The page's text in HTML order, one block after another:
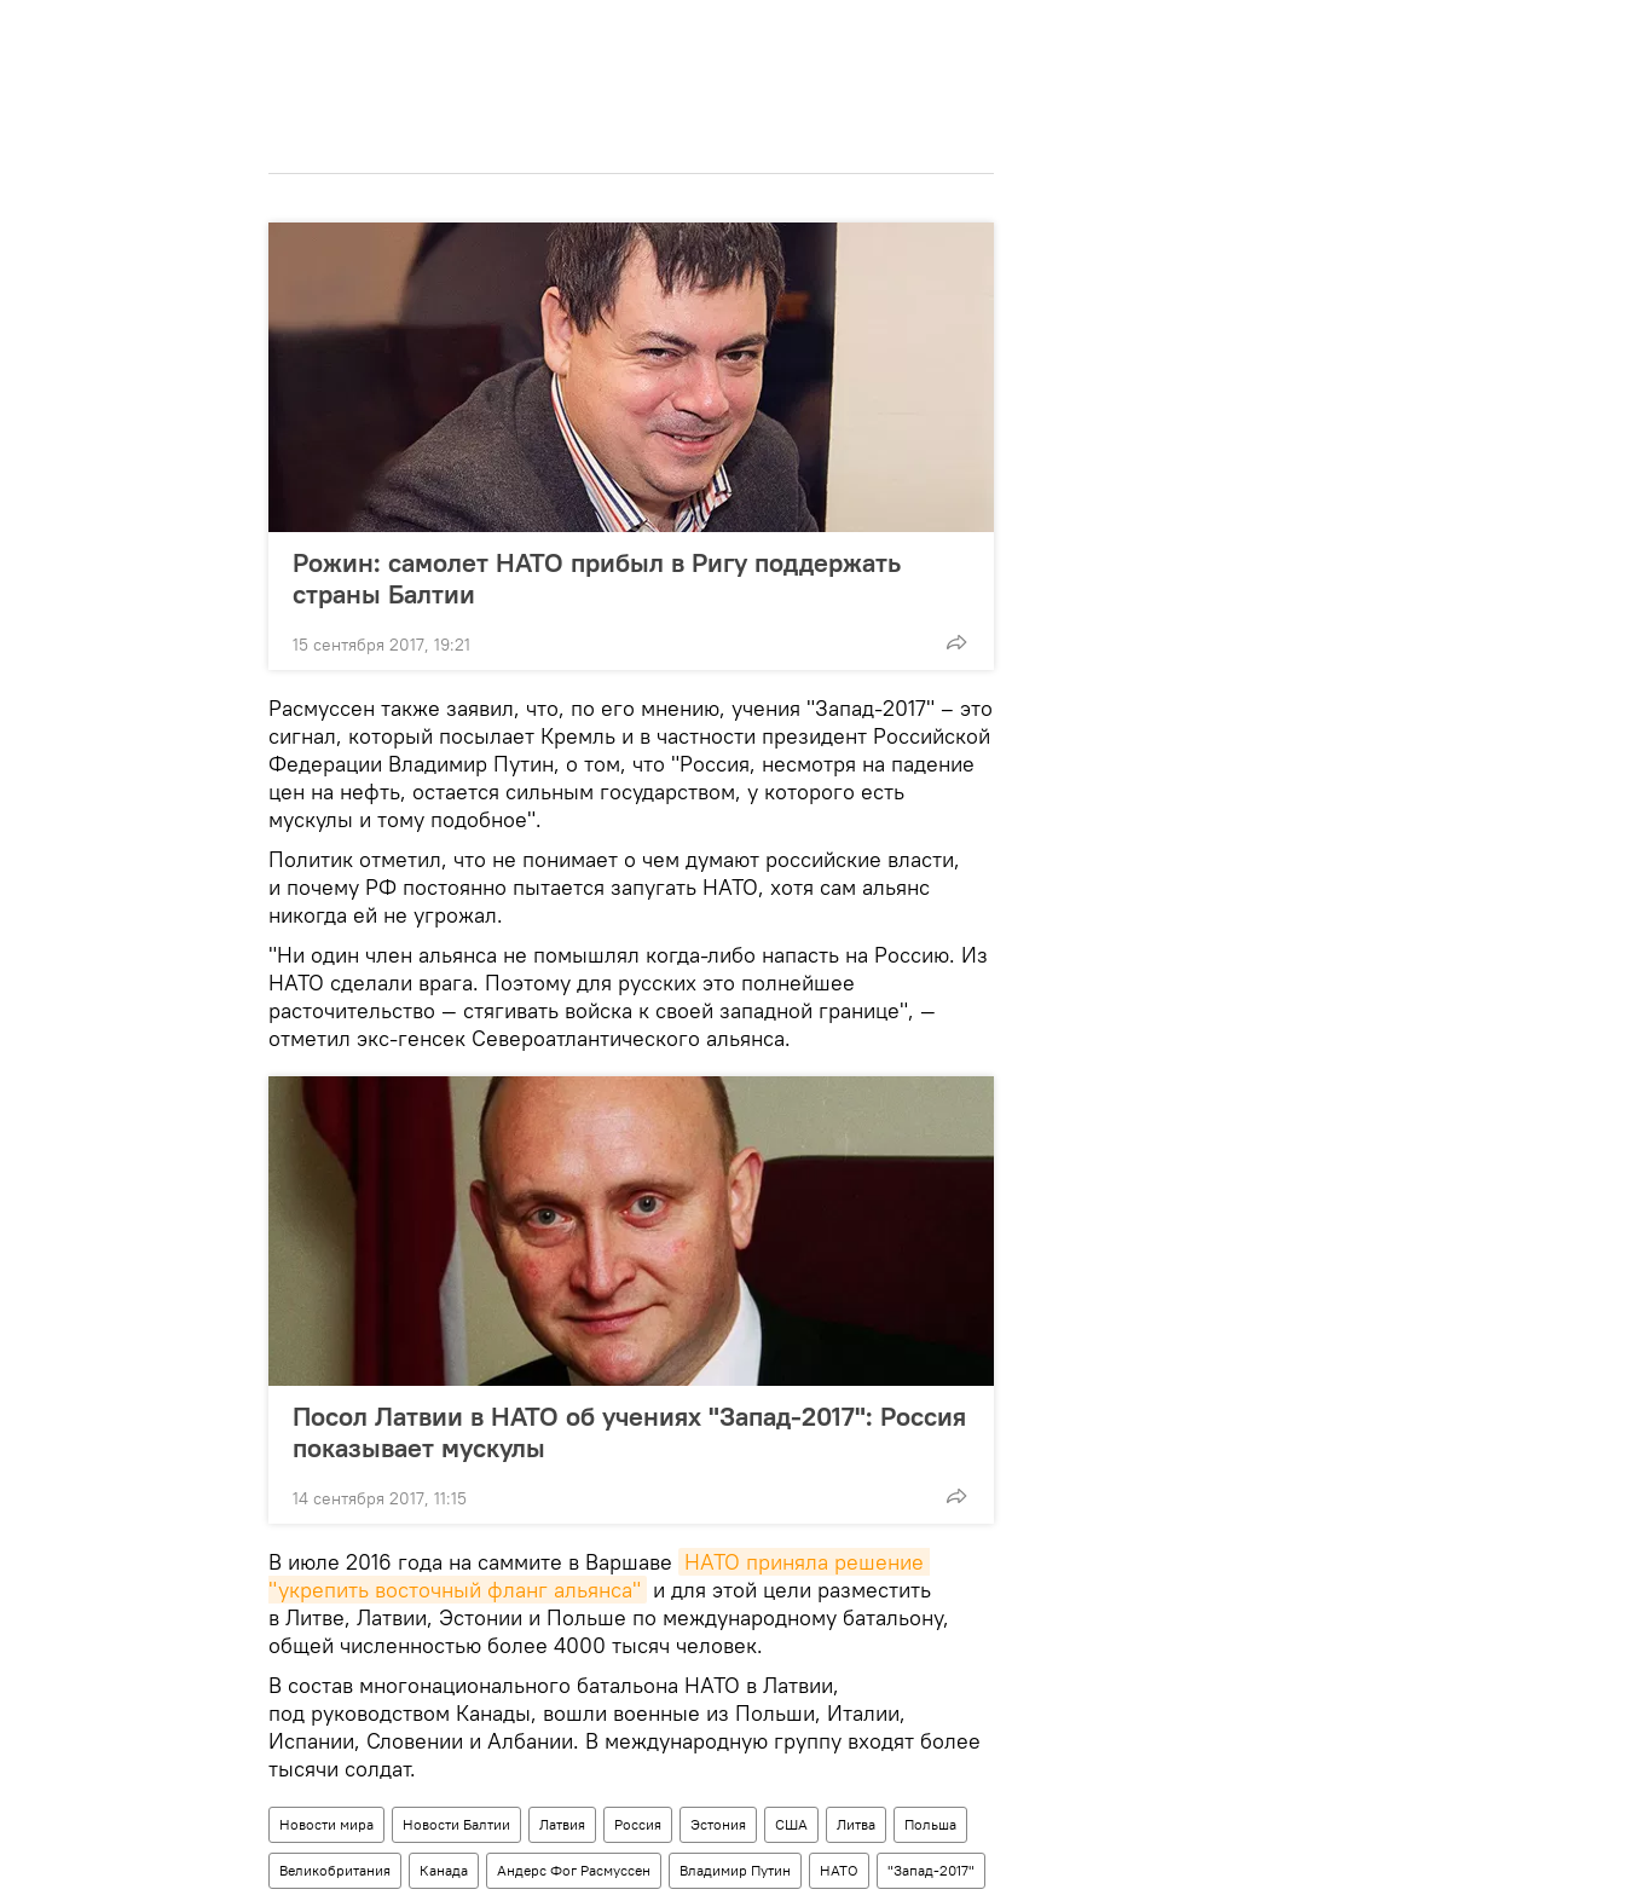
Рожин: самолет НАТО прибыл в Ригу поддержать
страны Балтии
15 сентября 2017, 19:21
Расмуссен также заявил, что, по его мнению, учения "Запад-2017" – это
сигнал, который посылает Кремль и в частности президент Российской
Федерации Владимир Путин, о том, что "Россия, несмотря на падение
цен на нефть, остается сильным государством, у которого есть
мускулы и тому подобное".
Политик отметил, что не понимает о чем думают российские власти,
и почему РФ постоянно пытается запугать НАТО, хотя сам альянс
никогда ей не угрожал.
"Ни один член альянса не помышлял когда-либо напасть на Россию. Из
НАТО сделали врага. Поэтому для русских это полнейшее
расточительство — стягивать войска к своей западной границе", —
отметил экс-генсек Североатлантического альянса.
Посол Латвии в НАТО об учениях "Запад-2017": Россия
показывает мускулы
14 сентября 2017, 11:15
В июле 2016 года на саммите в Варшаве НАТО приняла решение
"укрепить восточный фланг альянса" и для этой цели разместить
в Литве, Латвии, Эстонии и Польше по международному батальону,
общей численностью более 4000 тысяч человек.
В состав многонационального батальона НАТО в Латвии,
под руководством Канады, вошли военные из Польши, Италии,
Испании, Словении и Албании. В международную группу входят более
тысячи солдат.
Новости мира Новости Балтии Латвия Россия Эстония США Литва Польша
Великобритания Канада Андерс Фог Расмуссен Владимир Путин НАТО "Запад-2017"